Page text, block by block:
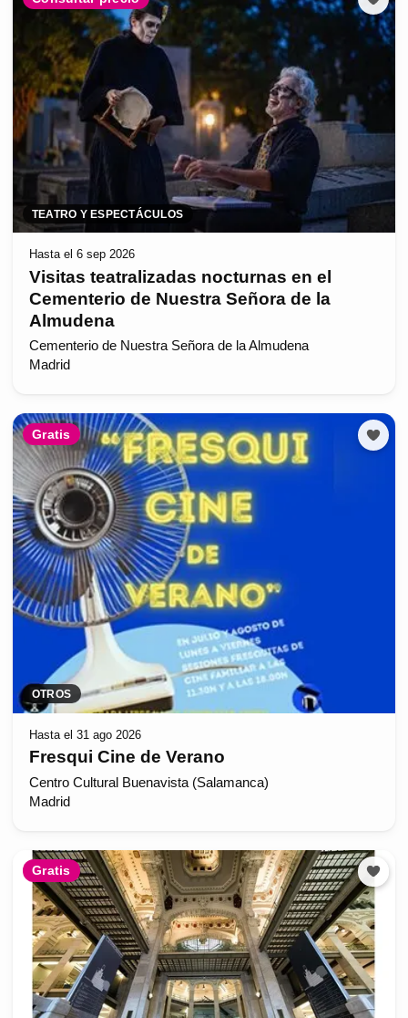
TEATRO Y ESPECTÁCULOS
Hasta el 6 sep 2026
Visitas teatralizadas nocturnas en el
Cementerio de Nuestra Señora de la
Almudena
Cementerio de Nuestra Señora de la Almudena
Madrid
Gratis
OTROS
Hasta el 31 ago 2026
Fresqui Cine de Verano
Centro Cultural Buenavista (Salamanca)
Madrid
Gratis